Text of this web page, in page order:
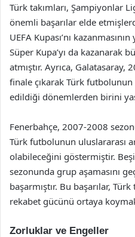
Türk takımları, Şampiyonlar
önemli başarılar elde
UEFA Kupası’nı
Süper Kupa’yı da kazanarak
atmıştır. Ayrıca,
finale çıkarak Türk
edildiği dönemlerden birini
Fenerbahçe, 2007-2008
Türk futbolunun uluslararası
olabileceğini göstermiştir.
sezonunda grup aşamasını
başarmıştır. Bu başarılar,
rekabet gücünü ortaya
Zorluklar ve Engeller